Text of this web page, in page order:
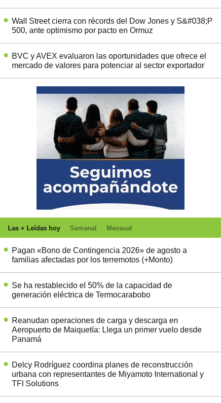
Wall Street cierra con récords del Dow Jones y S&#038;P
500, ante optimismo por pacto en Ormuz
BVC y AVEX evaluaron las oportunidades que ofrece el
mercado de valores para potenciar al sector exportador
Las + Leídas hoy Semanal Mensual
Pagan «Bono de Contingencia 2026» de agosto a
familias afectadas por los terremotos (+Monto)
Se ha restablecido el 50% de la capacidad de
generación eléctrica de Termocarabobo
Reanudan operaciones de carga y descarga en
Aeropuerto de Maiquetía: Llega un primer vuelo desde
Panamá
Delcy Rodríguez coordina planes de reconstrucción
urbana con representantes de Miyamoto International y
TFI Solutions